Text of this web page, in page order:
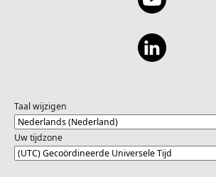
Taal wijzigen
Uw tijdzone